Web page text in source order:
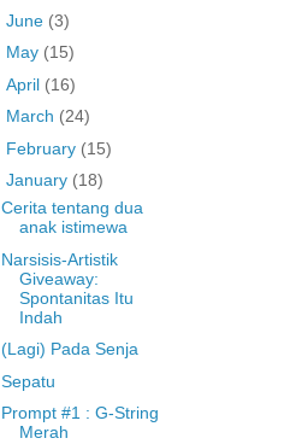
June (3)
May (15)
April (16)
March (24)
February (15)
January (18)
Cerita tentang dua
anak istimewa
Narsisis-Artistik
Giveaway:
Spontanitas Itu
Indah
(Lagi) Pada Senja
Sepatu
Prompt #1 : G-String
Merah